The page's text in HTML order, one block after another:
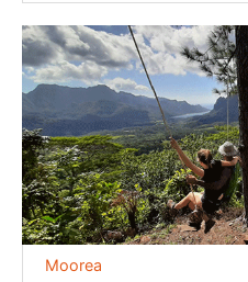
Moorea